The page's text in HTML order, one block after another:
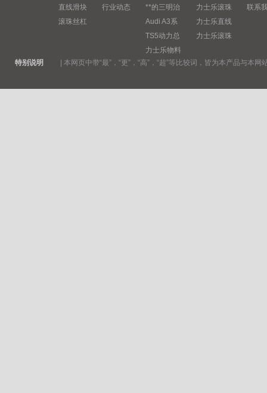
直线滑块
滚珠丝杠
行业动态
**的三明治
Audi A3系
TS5动力总
力士乐物料
力士乐滚珠
力士乐直线
力士乐滚珠
联系
特别说明 本网页中带“最”，“更”，“高”，“超”等比较词，皆为本产品与本网